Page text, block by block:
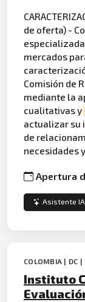
de oferta) -
mercados
Comisión de
mediante la
cualitativas y
actualizar su
de
necesidades
Apertura
Asistente IA
COLOMBIA | DC |
Instituto